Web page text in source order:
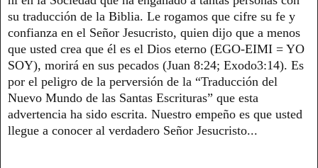
su traducción de la Biblia. Le rogamos que cifre su fe y
confianza en el Señor Jesucristo, quien dijo que a menos
que usted crea que él es el Dios eterno (EGO-EIMI = YO
SOY), morirá en sus pecados (Juan 8:24; Exodo3:14). Es
por el peligro de la perversión de la “Traducción del
Nuevo Mundo de las Santas Escrituras” que esta
advertencia ha sido escrita. Nuestro empeño es que usted
llegue a conocer al verdadero Señor Jesucristo...